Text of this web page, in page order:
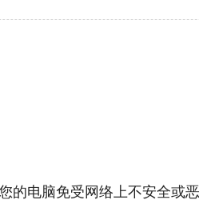
电脑免受网络上不安全或恶